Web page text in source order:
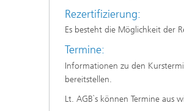
Rezertifizierung:
Es besteht die Möglichkeit der
Termine:
Informationen zu den
bereitstellen.
Lt. AGB`s können Termine aus